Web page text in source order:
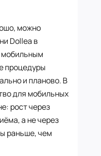
можно
Dollea в
мобильным
процедуры
и планово. В
для мобильных
рост через
а не через
раньше, чем